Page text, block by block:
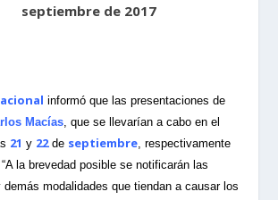
septiembre de 2017
informó que las presentaciones de
Macías, que se llevarían a cabo en el
21 y 22de septiembre, respectivamente
la brevedad posible se notificarán las
modalidades que tiendan a causar los